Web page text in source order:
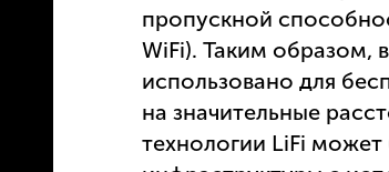
пропускной
WiFi). Таким образом,
использовано для
на значительные
технологии LiFi